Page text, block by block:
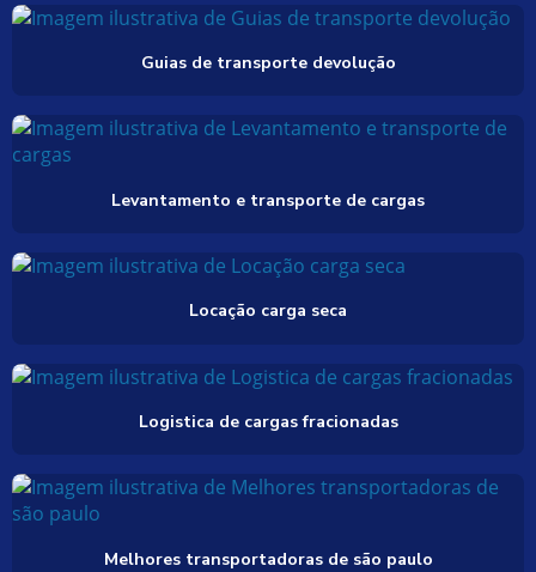
Guias de transporte devolução
Levantamento e transporte de cargas
Locação carga seca
Logistica de cargas fracionadas
Melhores transportadoras de são paulo